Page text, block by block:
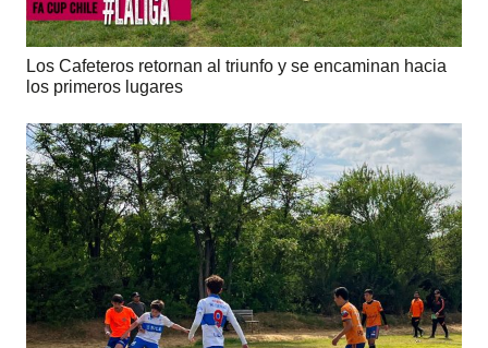
Los Cafeteros retornan al triunfo y se encaminan hacia
los primeros lugares